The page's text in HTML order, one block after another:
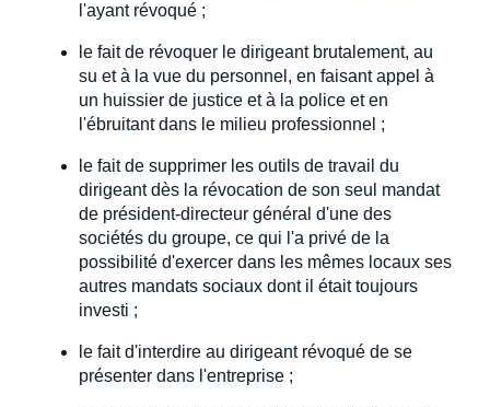
l'ayant révoqué ;
le fait de révoquer le dirigeant brutalement, au
su et à la vue du personnel, en faisant appel à
un huissier de justice et à la police et en
l'ébruitant dans le milieu professionnel ;
le fait de supprimer les outils de travail du
dirigeant dès la révocation de son seul mandat
de président-directeur général d'une des
sociétés du groupe, ce qui l'a privé de la
possibilité d'exercer dans les mêmes locaux ses
autres mandats sociaux dont il était toujours
investi ;
le fait d'interdire au dirigeant révoqué de se
présenter dans l'entreprise ;